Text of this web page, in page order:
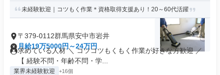
未経験歓迎｜コツもく作業＊資格取得支援あり！20～60代活躍
〒379-0112群馬県安中市岩井
月給19万5000円～24万円
求めている人材 ＼ コツコツもくもく作業が好きな方歓迎 ／
【 経験不問・年齢不問・学...
業界未経験歓迎 +16個